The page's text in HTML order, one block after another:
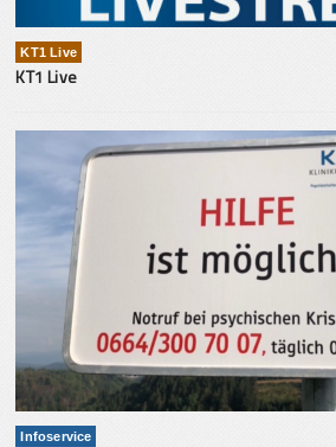
KT1 Live
KT1 Live
Infoservice